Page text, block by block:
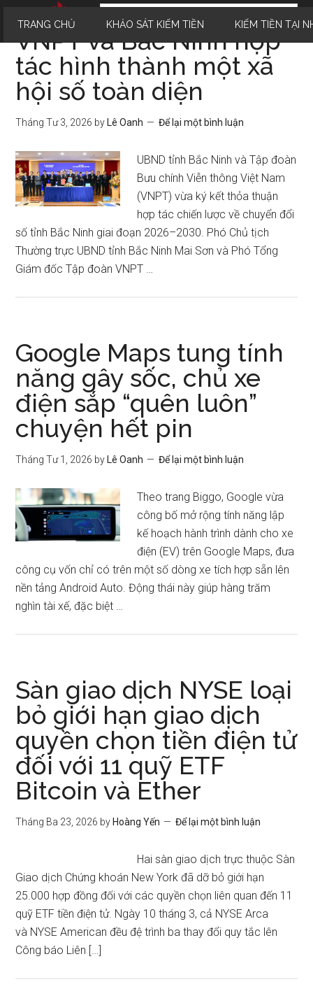
TRANG CHỦ KHẢO SÁT KIẾM TIỀN KIẾM TIỀN TẠI
VNPT và Bắc Ninh hợp
tác hình thành một xã
hội số toàn diện
Tháng Tư 3, 2026 by Lê Oanh Để lại một bình luận
UBND tỉnh Bắc Ninh và Tập đoàn
Bưu chính Viễn thông Việt Nam
(VNPT) vừa ký kết thỏa thuận
hợp tác chiến lược về chuyển đổi
số tỉnh Bắc Ninh giai đoạn 2026–2030. Phó Chủ tịch
Thường trực UBND tỉnh Bắc Ninh Mai Sơn và Phó Tổng
Giám đốc Tập đoàn VNPT …
Google Maps tung tính
năng gây sốc, chủ xe
điện sắp “quên luôn”
chuyện hết pin
Tháng Tư 1, 2026 by Lê Oanh Để lại một bình luận
Theo trang Biggo, Google vừa
công bố mở rộng tính năng lập
kế hoạch hành trình dành cho xe
điện (EV) trên Google Maps, đưa
công cụ vốn chỉ có trên một số dòng xe tích hợp sẵn lên
nền tảng Android Auto. Động thái này giúp hàng trăm
nghìn tài xế, đặc biệt …
Sàn giao dịch NYSE loại
bỏ giới hạn giao dịch
quyền chọn tiền điện tử
đối với 11 quỹ ETF
Bitcoin và Ether
Tháng Ba 23, 2026 by Hoàng Yến Để lại một bình luận
Hai sàn giao dịch trực thuộc Sàn
Giao dịch Chứng khoán New York đã dỡ bỏ giới hạn
25.000 hợp đồng đối với các quyền chọn liên quan đến 11
quỹ ETF tiền điện tử. Ngày 10 tháng 3, cả NYSE Arca
và NYSE American đều đệ trình ba thay đổi quy tắc lên
Công báo Liên […]